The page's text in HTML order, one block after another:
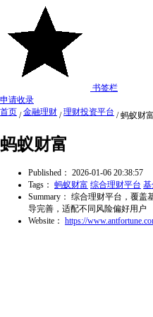
书签栏
申请收录
首页 / 金融理财 / 理财投资平台 / 蚂蚁财富
蚂蚁财富
Published： 2026-01-06 20:38:57
Tags： 蚂蚁财富 综合理财平台
Summary： 综合理财平台，覆盖
导完善，适配不同风险偏好用户
Website： https://